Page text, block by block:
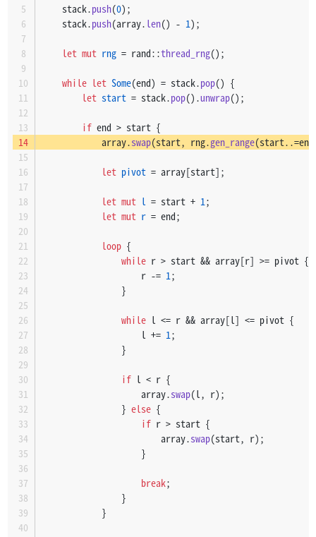
    stack.
push(0);
    stack.
push(array. len() - 1);
let mut rng = rand::thread_rng();
while let Some(end) = stack.pop() {
let start = stack.pop().unwrap();
if end > start {
            array.
swap(start, rng.gen_range
let pivot = array[start];
let mut l = start + 1 ;
let mut r = end;
loop {
while r > start && array[r] >= pivot {
                    r -=
1 ;
                }
while l <= r && array[l] <= pivot {
                    l +=
1 ;
                }
if l < r {
                    array.
swap(l, r);
                }
else {
if r > start {
                        array.
swap(start, r);
                    }
break;
                }
            }